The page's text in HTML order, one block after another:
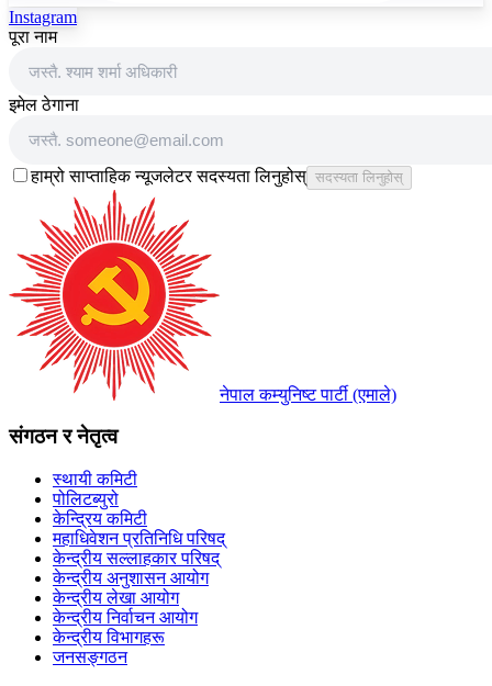
Instagram
पूरा नाम
इमेल ठेगाना
हाम्रो साप्ताहिक न्यूजलेटर सदस्यता लिनुहोस् सदस्यता लिनुहोस्
नेपाल कम्युनिष्ट पार्टी (एमाले)
संगठन र नेतृत्व
स्थायी कमिटी
पोलिटब्युरो
केन्द्रिय कमिटी
महाधिवेशन प्रतिनिधि परिषद्
केन्द्रीय सल्लाहकार परिषद्
केन्द्रीय अनुशासन आयोग
केन्द्रीय लेखा आयोग
केन्द्रीय निर्वाचन आयोग
केन्द्रीय विभागहरू
जनसङ्गठन